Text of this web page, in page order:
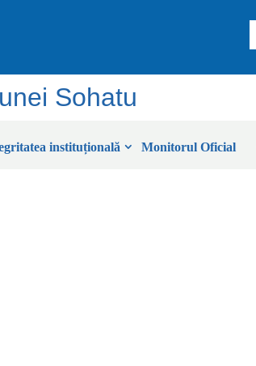
Sohatu
instituțională Monitorul Oficial